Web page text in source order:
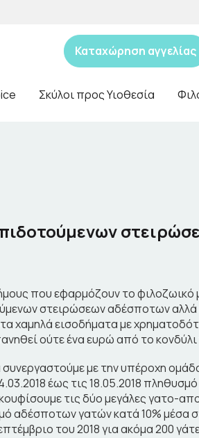
Καταχώρηση αγγελίας
Σκύλοι προς Υιοθεσία
που εφαρμόζουν το
στειρώσεων αδέσποτων
χαμηλά εισοδήματα με
ούτε ένα ευρώ από το
συνεργαστούμε με την υπέροχη
έως τις 18.05.2018
τις δύο μεγάλες γατο-
αδέσποτων γατών κατά 10% μέσα
του 2018 για ακόμα 200